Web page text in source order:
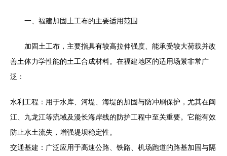
一、福建加固土工布的主要适用范围
加固土工布，主要指具有较高拉伸强度、能承受较大荷载并改
善土体力学性能的土工合成材料。在福建地区的适用场景非常广
泛：
水利工程：用于水库、河堤、海堤的加固与防冲刷保护，尤其在闽
江、九龙江等流域及漫长海岸线的防护工程中至关重要。它能有效
防止水土流失，增强堤坝稳定性。
交通基建：广泛应用于高速公路、铁路、机场跑道的路基加固与隔